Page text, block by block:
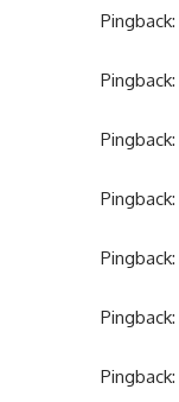
Pingback:
Pingback:
Pingback:
Pingback:
Pingback:
Pingback:
Pingback: